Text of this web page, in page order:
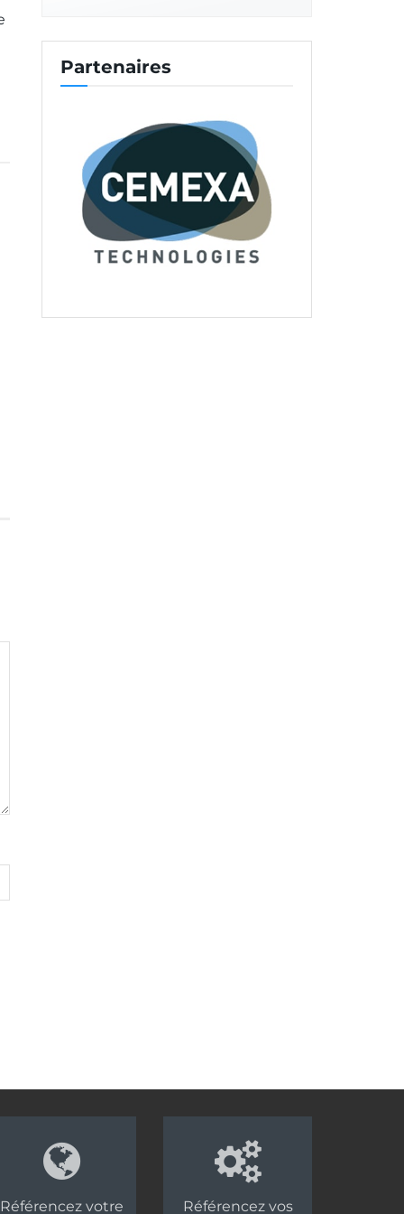
Partenaires
Référencez votre Référencez vos